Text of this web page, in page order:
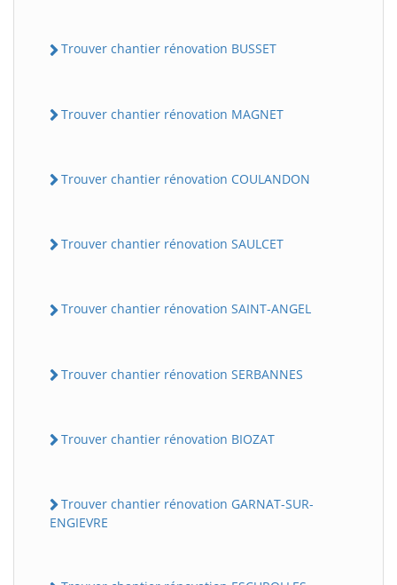
Trouver chantier rénovation BUSSET
Trouver chantier rénovation MAGNET
Trouver chantier rénovation COULANDON
Trouver chantier rénovation SAULCET
Trouver chantier rénovation SAINT-ANGEL
Trouver chantier rénovation SERBANNES
Trouver chantier rénovation BIOZAT
Trouver chantier rénovation GARNAT-SUR-
ENGIEVRE